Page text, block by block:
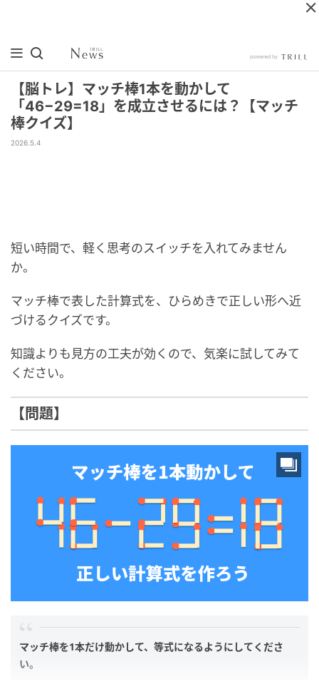
【脳トレ】マッチ棒1本を動かして
「46−29=18」を成立させるには？【マッチ
棒クイズ】
2026.5.4
短い時間で、軽く思考のスイッチを入れてみません
か。
マッチ棒で表した計算式を、ひらめきで正しい形へ近
づけるクイズです。
知識よりも見方の工夫が効くので、気楽に試してみて
ください。
【問題】
マッチ棒を1本だけ動かして、等式になるようにしてくださ
い。